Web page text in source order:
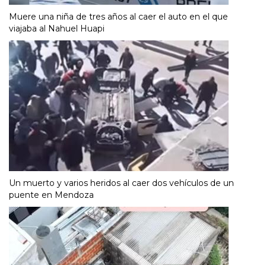
Muere una niña de tres años al caer el auto en el que
viajaba al Nahuel Huapi
Un muerto y varios heridos al caer dos vehículos de un
puente en Mendoza